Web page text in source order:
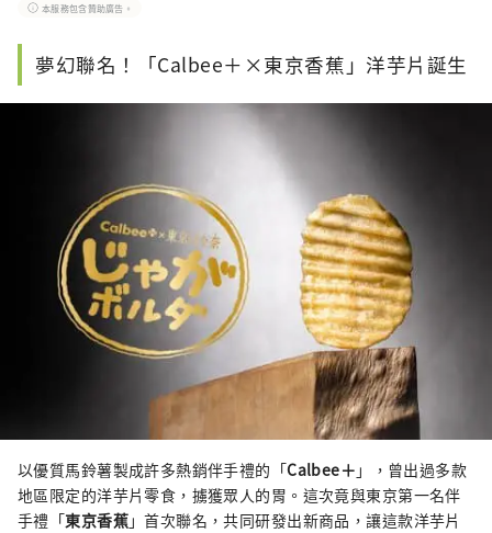
本服務包含贊助廣告。
夢幻聯名！「Calbee＋×東京香蕉」洋芋片誕生
以優質馬鈴薯製成許多熱銷伴手禮的「Calbee＋ 」，曾出過多款
地區限定的洋芋片零食，擄獲眾人的胃。這次竟與東京第一名伴
手禮「東京香蕉」首次聯名，共同研發出新商品，讓這款洋芋片